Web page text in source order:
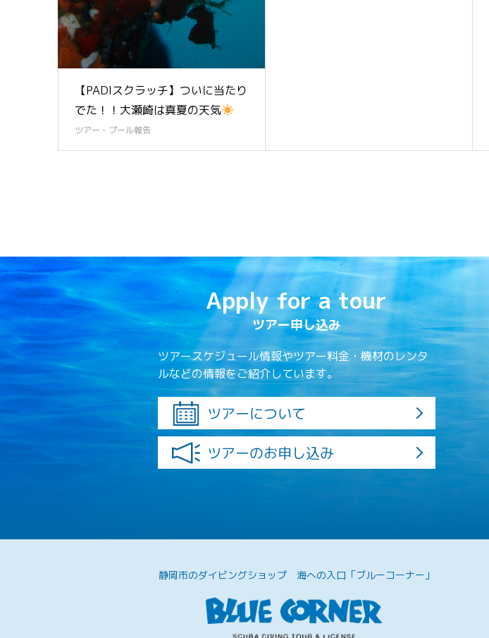
【PADIスクラッチ】ついに当たり
でた！！大瀬崎は真夏の天気
ツアー・プール報告
Apply for a tour
ツアー申し込み
ツアースケジュール情報やツアー料金・機材のレンタ
ルなどの情報をご紹介しています。
ツアーについて
ツアーのお申し込み
静岡市のダイビングショップ 海への入口「ブルーコーナー」